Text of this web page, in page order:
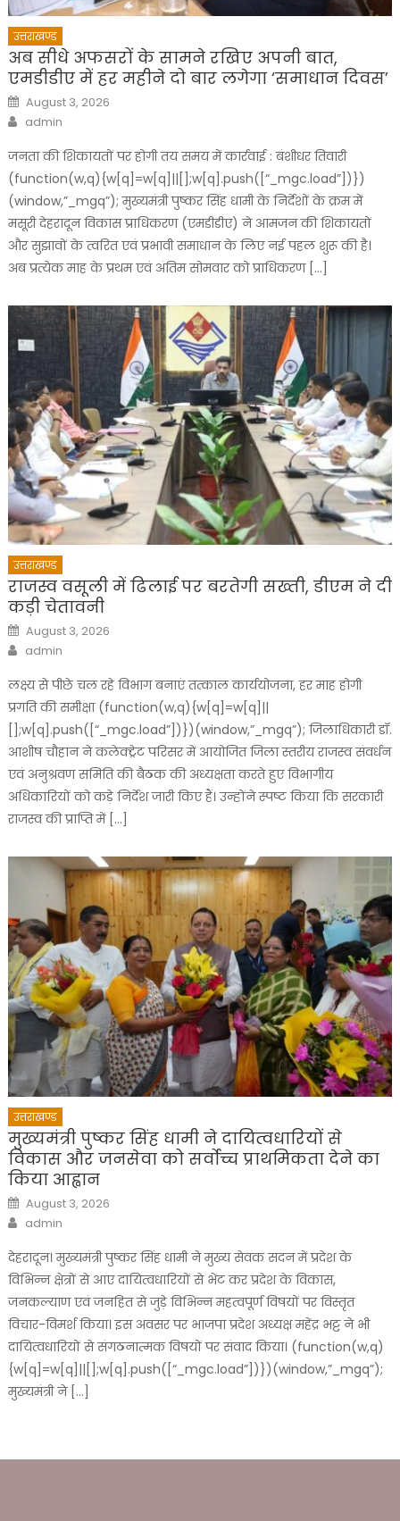
उत्तराखण्ड
अब सीधे अफसरों के सामने रखिए अपनी बात,
एमडीडीए में हर महीने दो बार लगेगा ‘समाधान दिवस’
Posted
on
August 3, 2026
Author
admin
जनता की शिकायतों पर होगी तय समय में कार्रवाई : बंशीधर तिवारी
(function(w,q){w[q]=w[q]||[];w[q].push([“_mgc.load”])})
(window,”_mgq”); मुख्यमंत्री पुष्कर सिंह धामी के निर्देशों के क्रम में
मसूरी देहरादून विकास प्राधिकरण (एमडीडीए) ने आमजन की शिकायतों
और सुझावों के त्वरित एवं प्रभावी समाधान के लिए नई पहल शुरू की है।
अब प्रत्येक माह के प्रथम एवं अंतिम सोमवार को प्राधिकरण […]
उत्तराखण्ड
राजस्व वसूली में ढिलाई पर बरतेगी सख्ती, डीएम ने दी
कड़ी चेतावनी
Posted
on
August 3, 2026
Author
admin
लक्ष्य से पीछे चल रहे विभाग बनाएं तत्काल कार्ययोजना, हर माह होगी
प्रगति की समीक्षा (function(w,q){w[q]=w[q]||
[];w[q].push([“_mgc.load”])})(window,”_mgq”); जिलाधिकारी डॉ.
आशीष चौहान ने कलेक्ट्रेट परिसर में आयोजित जिला स्तरीय राजस्व संवर्धन
एवं अनुश्रवण समिति की बैठक की अध्यक्षता करते हुए विभागीय
अधिकारियों को कड़े निर्देश जारी किए हैं। उन्होंने स्पष्ट किया कि सरकारी
राजस्व की प्राप्ति में […]
उत्तराखण्ड
मुख्यमंत्री पुष्कर सिंह धामी ने दायित्वधारियों से
विकास और जनसेवा को सर्वोच्च प्राथमिकता देने का
किया आह्वान
Posted
on
August 3, 2026
Author
admin
देहरादून। मुख्यमंत्री पुष्कर सिंह धामी ने मुख्य सेवक सदन में प्रदेश के
विभिन्न क्षेत्रों से आए दायित्वधारियों से भेंट कर प्रदेश के विकास,
जनकल्याण एवं जनहित से जुड़े विभिन्न महत्वपूर्ण विषयों पर विस्तृत
विचार-विमर्श किया। इस अवसर पर भाजपा प्रदेश अध्यक्ष महेंद्र भट्ट ने भी
दायित्वधारियों से संगठनात्मक विषयों पर संवाद किया। (function(w,q)
{w[q]=w[q]||[];w[q].push([“_mgc.load”])})(window,”_mgq”);
मुख्यमंत्री ने […]